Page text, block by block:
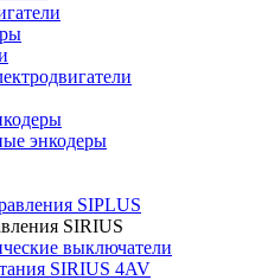
энкодеры
SIPLUS
SIRIUS
выключатели
SIRIUS 4AV